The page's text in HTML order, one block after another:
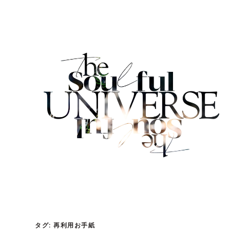
タグ: 再利用お手紙